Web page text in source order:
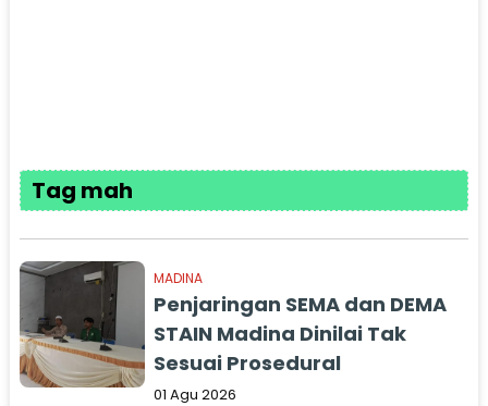
Tag mah
MADINA
Penjaringan SEMA dan DEMA
STAIN Madina Dinilai Tak
Sesuai Prosedural
01 Agu 2026